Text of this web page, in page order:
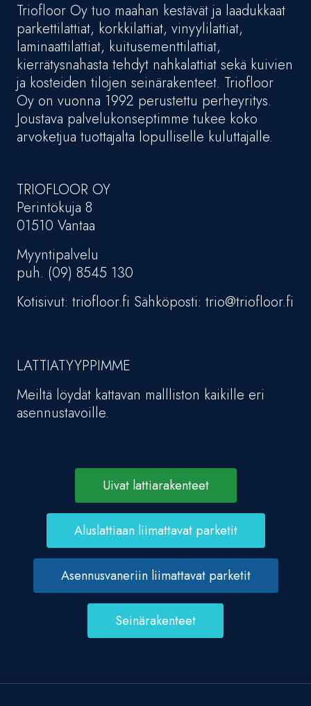
Triofloor Oy tuo maahan kestävät ja laadukkaat
parkettilattiat, korkkilattiat, vinyylilattiat,
laminaattilattiat, kuitusementtilattiat,
kierrätysnahasta tehdyt nahkalattiat sekä kuivien
ja kosteiden tilojen seinärakenteet. Triofloor
Oy on vuonna 1992 perustettu perheyritys.
Joustava palvelukonseptimme tukee koko
arvoketjua tuottajalta lopulliselle kuluttajalle.
TRIOFLOOR OY
Perintökuja 8
01510 Vantaa
Myyntipalvelu
puh. (09) 8545 130
Kotisivut: triofloor.fi Sähköposti: trio@triofloor.fi
LATTIATYYPPIMME
Meiltä löydät kattavan mallliston kaikille eri
asennustavoille.
Uivat lattiarakenteet
Aluslattiaan liimattavat parketit
Asennusvaneriin liimattavat parketit
Seinärakenteet